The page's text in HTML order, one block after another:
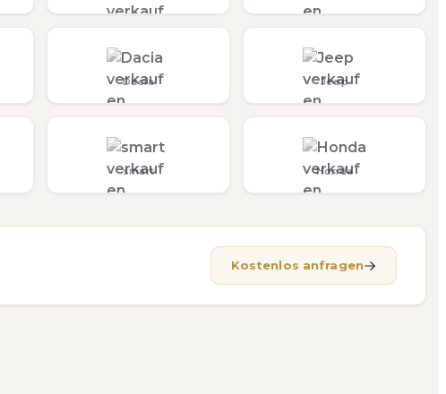
Dacia Jeep
smart Honda
Kostenlos anfragen